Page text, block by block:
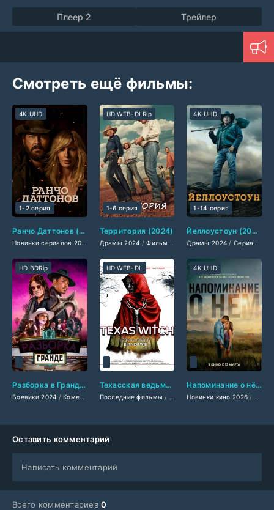
Плеер 2 Трейлер
Смотреть ещё фильмы:
Ранчо Даттонов (2026)
Драмы 2026/Сериалы 2026/Сериалы мая 2026
4K UHD
1-2 серия
Территория (2024)
Драмы 2024 /Фильмы-приключения 2024 /Сериалы
HD WEB-DLRip
1-6 серия
Йеллоустоун (2024)
Драмы 2024 / Сериалы 2024
4K UHD
1-14 серия
Разборка в Гранде (2024)
Боевики 2024 /Комедии 2024 /Зарубежные фильмы 2024/Фильмы весны
HD BDRip
Техасская ведьма (2025)
Последние фильмы / Фильмы 2025 /Ужасы 2025
HD WEB-DL
Напоминание о нём (2026)
Новинки кино 2026 /
4K UHD
Оставить комментарий
Написать комментарий
Всего комментариев0